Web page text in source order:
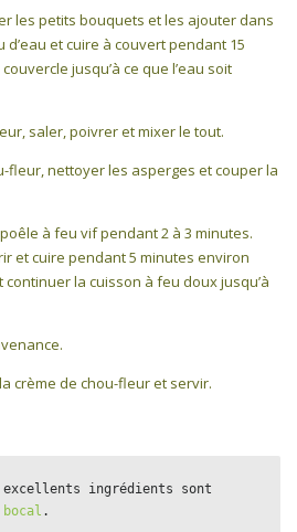
les petits bouquets et les ajouter dans
d’eau et cuire à couvert pendant 15
jusqu’à ce que l’eau soit
saler, poivrer et mixer le tout.
fleur, nettoyer les asperges et couper la
à feu vif pendant 2 à 3 minutes.
et cuire pendant 5 minutes environ
la cuisson à feu doux jusqu’à
crème de chou-fleur et servir.
excellents ingrédients sont
.